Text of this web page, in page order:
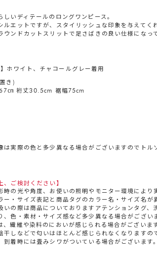
しいディテールのロングワンピース。
ルエットですが、スタイリッシュな印象を与えてく
ウンドカットスリットで足さばきの良い仕様になっ
ホワイト、チャコールグレー着用
き)
㎝ 裄丈30.5cm 裾幅75cm
実際の色と多少異なる場合がございますのでトル
、ご検討ください】
の光や角度、お使いの照明やモニター環境により
・サイズ表記と商品タグのカラー名・サイズ名が
の際は商品についておりますアテンションタグ、
色・素材・サイズ感など多少異なる場合がござい
繊維や染料のにおいが感じられる場合がございます
干しなどで匂いはほとんど感じられなくなりますの
着時には畳みシワがついている場合がございます。